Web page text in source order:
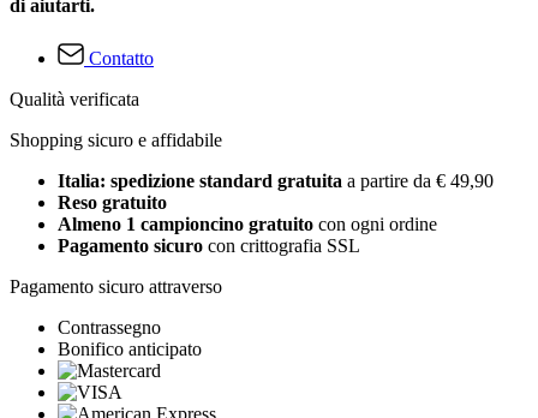
di aiutarti.
Contatto
Qualità verificata
Shopping sicuro e affidabile
Italia: spedizione standard gratuita a partire da € 49,90
Reso gratuito
Almeno 1 campioncino gratuito con ogni ordine
Pagamento sicuro con crittografia SSL
Pagamento sicuro attraverso
Contrassegno
Bonifico anticipato